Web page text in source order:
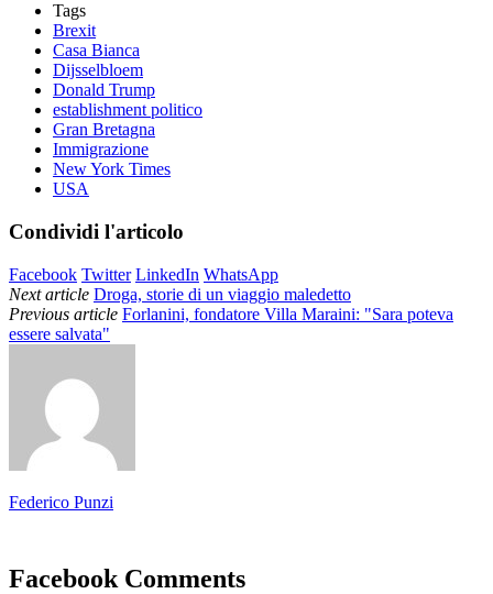
Tags
Brexit
Casa Bianca
Dijsselbloem
Donald Trump
establishment politico
Gran Bretagna
Immigrazione
New York Times
USA
Condividi l'articolo
Facebook Twitter LinkedIn WhatsApp
Next article Droga, storie di un viaggio maledetto
Previous article Forlanini, fondatore Villa Maraini: "Sara poteva
essere salvata"
Federico Punzi
Facebook Comments